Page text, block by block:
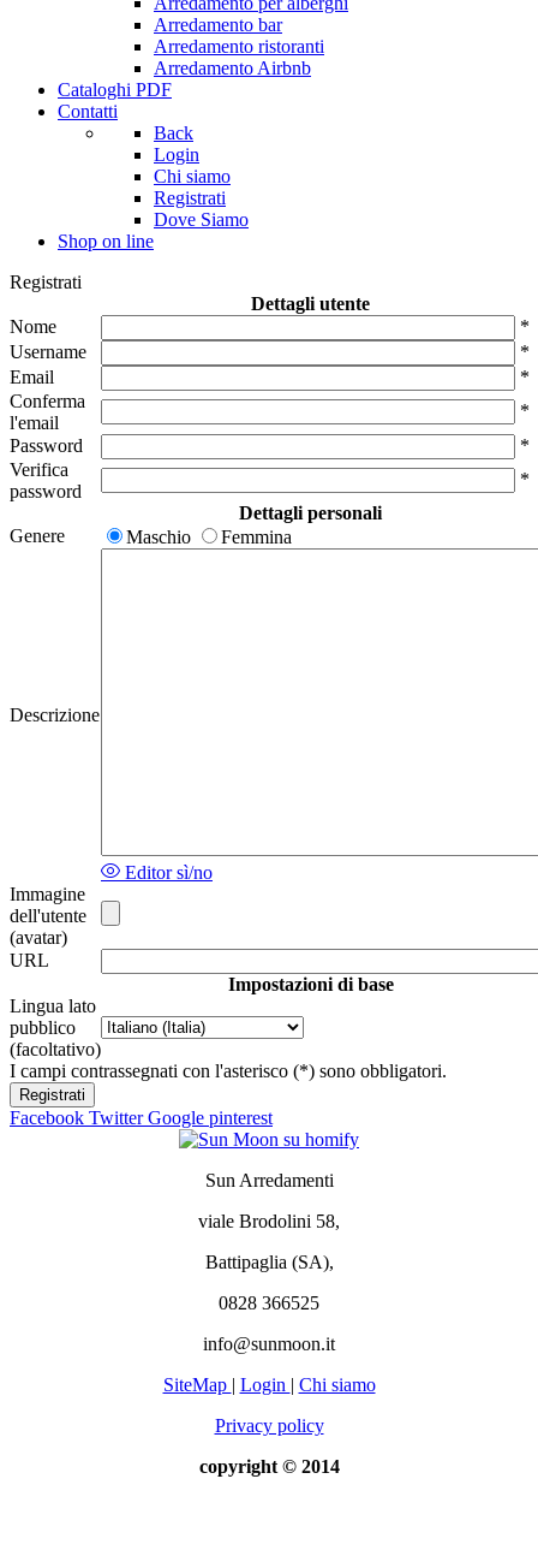
Arredamento bar
Arredamento ristoranti
Arredamento Airbnb
Cataloghi PDF
Contatti
Back
Login
Chi siamo
Registrati
Dove Siamo
Shop on line
Registrati
Dettagli utente
Nome
*
Username
*
Email
*
Conferma
l'email
*
Password
*
Verifica
password
*
Dettagli personali
Genere
Maschio Femmina
Descrizione
Editor sì/no
Immagine
dell'utente
(avatar)
URL
Impostazioni di base
Lingua lato
pubblico
(facoltativo)
I campi contrassegnati con l'asterisco (*) sono obbligatori.
Registrati
Facebook Twitter Google pinterest
Sun Arredamenti
viale Brodolini 58,
Battipaglia (SA),
0828 366525
info@sunmoon.it
SiteMap | Login | Chi siamo
Privacy policy
copyright © 2014